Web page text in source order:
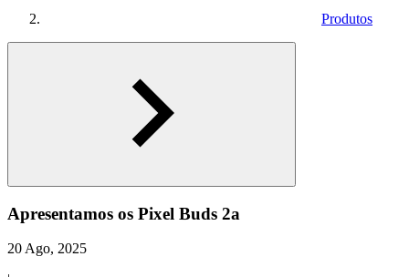
Produtos
Apresentamos os Pixel Buds 2a
20 Ago, 2025